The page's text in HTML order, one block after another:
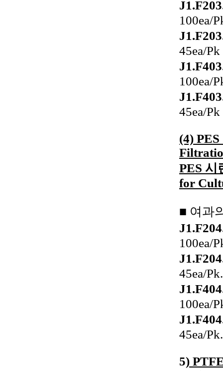
100ea/
45ea/Pk
100ea/
45ea/Pk
(4)
PES 시
for
■ 여과
100ea/
45ea/Pk.
100ea/
45ea/Pk.
5)